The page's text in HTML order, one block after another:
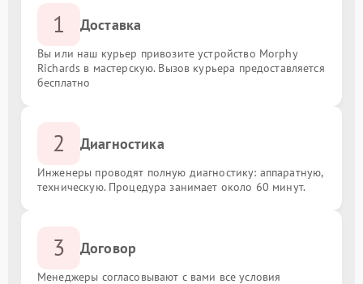
1 Доставка
Вы или наш курьер привозите устройство Morphy
Richards в мастерскую. Вызов курьера предоставляется
бесплатно
2 Диагностика
Инженеры проводят полную диагностику: аппаратную,
техническую. Процедура занимает около 60 минут.
3 Договор
Менеджеры согласовывают с вами все условия